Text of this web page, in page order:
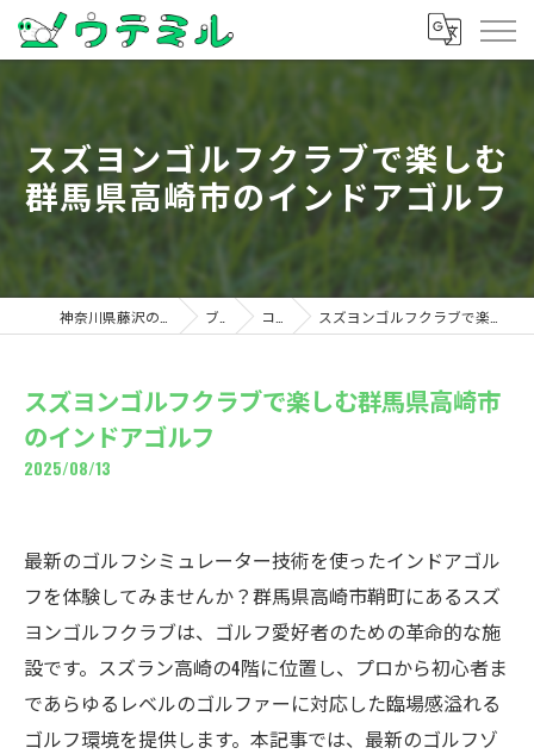
スズヨンゴルフクラブで楽しむ
群馬県高崎市のインドアゴルフ
ブログ コラム スズヨンゴルフクラブで楽しむ群馬県高崎市のインドアゴルフ
スズヨンゴルフクラブで楽しむ群馬県高崎市
のインドアゴルフ
2025/08/13
最新のゴルフシミュレーター技術を使ったインドアゴル
フを体験してみませんか？群馬県高崎市鞘町にあるスズ
ヨンゴルフクラブは、ゴルフ愛好者のための革命的な施
設です。スズラン高崎の4階に位置し、プロから初心者ま
であらゆるレベルのゴルファーに対応した臨場感溢れる
ゴルフ環境を提供します。本記事では、最新のゴルフゾ